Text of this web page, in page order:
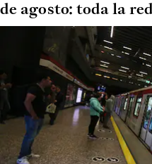
de agosto: toda la